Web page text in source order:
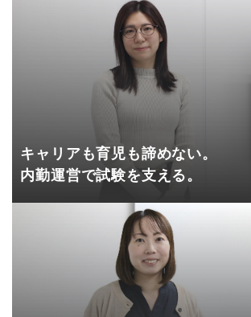
キャリアも育児も諦めない。
内勤運営で試験を支える。